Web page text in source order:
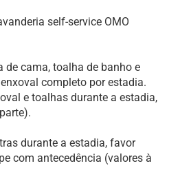
self-service OMO
cama, toalha de banho e
completo por estadia.
e toalhas durante a estadia,
durante a estadia, favor
com antecedência (valores à